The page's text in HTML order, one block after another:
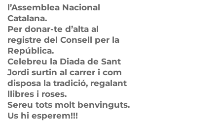
l’Assemblea Nacional
Catalana.
Per donar-te d’alta al
registre del Consell per la
República.
Celebreu la Diada de Sant
Jordi surtin al carrer i com
disposa la tradició, regalant
llibres i roses.
Sereu tots molt benvinguts.
Us hi esperem!!!